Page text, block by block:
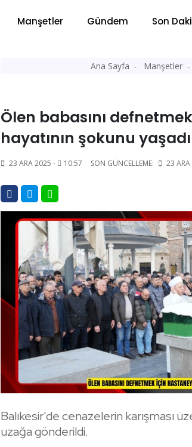
Manşetler Gündem Son
Ana Sayfa Manşetler
Ölen babasını
hayatının şokunu yaşadı
23 ARA 2025 - 10:57 SON GÜNCELLEME: 23
Balıkesir'de cenazelerin karışması
uzağa gönderildi.